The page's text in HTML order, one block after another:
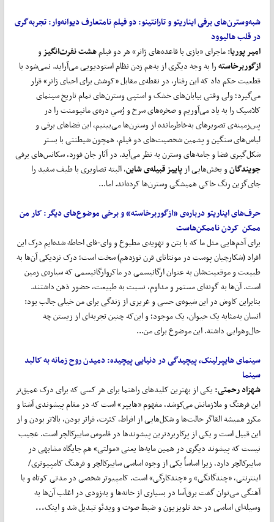
شبهوسترنهای برفی ایناریتو و تارانتینو: دو فیلم نامتعارف دیوانهوار:تجربهگری
در قلب هالیوود
امیر پوریا: ماجرای «بازی با قاعده‌های ژانر» هر دو فیلمهشت نفرتانگیز
ازگوربرخاستهرا به وجه دیگری از به‌هم زدن نظام استودیویی می‌آراید. نمی‌شود با
قطعیت حکم داد که این رفتار، در نقطه‌ی مقابل «کوشش برای احیای ژانر» قرار
می‌گیرد؛ ولی وقتی بیابان‌های خشک و استپی وسترن‌های تمام تاریخ سینمای
کلاسیک را به یاد می‌آوریم و صخره‌های سرخ و رُسیِ دره‌ی مانیومنت را در
پس‌زمینه‌ی تصویرهای به‌خاطرمانده از وسترن‌ها می‌بینیم، این فضاهای برفی و
لباس‌های سنگین و پشمین شخصیت‌های دو فیلم، همچون شیطنتی با بستر
شکل‌گیری فضا و جامه‌های وسترن به نظر می‌آید. در آثار جان فورد، سکانس‌های برفی
جویندگانو بخش‌هایی از پاییز قبیله‌ی شاین، البته تصاویری با طیف سفید را
جای‌گزین رنگ خاکی همیشگی وسترن‌ها کرده‌اند. اما...
حرفهای ایناریتو درباره‌ی «ازگوربرخاسته» و برخی موضوعهای دیگر: کار من
ممکن کردن ناممکنهاست
برای آدم‌هایی مثل ما که با بتن و تهویه‌ی مطبوع و وای‌-فای احاطه شده‌ایم درک این
افراد (شکارچیان پوست در مونتانای قرن نوزدهم) سخت است؛ درک نزدیکی آن‌ها به
طبیعت و موقعیت‌شان به عنوان ارگانیسمی در ماکروارگانیسمی که سیاره‌ی زمین
است. آن‌ها به گونه‌ای مستمر و مداوم، نسبت به طبیعت، حضور ذهن داشتند.
بنابراین کاوش در این شیوه‌ی حسی و غریزی از زندگی برای من خیلی جالب بود:
انسان به‌مثابه یک حیوان، یک موجود؛ و این‌که چنین تجربه‌ای از زیستن چه
حال‌وهوایی داشته. این موضوع برای من...
سینمای هایپرلینک، پیچیدگی در دنیایی پیچیده:دمیدن روح زمانه به کالبد
سینما
شهزاد رحمتی:یکی از بهترین کلیدهای راهنما برای هر کسی که برای درک عمیق‌تر
این فرهنگ و ملازمانش می‌کوشد، مفهوم «هایپر» است که در مقام پیشوندی آشنا و
مکرر همیشه القاگر حالت‌ها و شکل‌هایی از افراط، کثرت، فراتر بودن، بالاتر بودن و از
این قبیل است و یکی از پرکاربردترین پیشوندها در قاموس سایبرکالچر است. عجیب
نیست که پیشوند دیگری در همین مایه‌ها یعنی «مولتی» هم جایگاه مشابهی در
سایبرکالچر دارد، زیرا اساساً یکی از وجوه اساسی سایبرکالچر و فرهنگ کامپیوتری/
اینترنتی، «چندگانگی» و «چندکارگی» است. کامپیوتر شخصی در مدتی کوتاه و با
آهنگی می‌توان گفت برق‌آسا در بسیاری از خانه‌ها و به‌زودی در اغلب آن‌ها به
وسیله‌ای اساسی در حد تلویزیون و ضبط صوت و ویدئو تبدیل شد و اینک...